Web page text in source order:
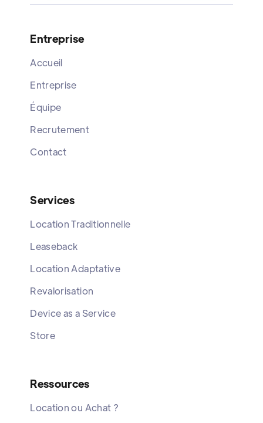
Entreprise
Accueil
Entreprise
Équipe
Recrutement
Contact
Services
Location Traditionnelle
Leaseback
Location Adaptative
Revalorisation
Device as a Service
Store
Ressources
Location ou Achat ?